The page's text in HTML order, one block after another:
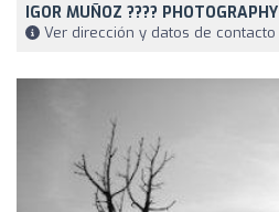
IGOR MUÑOZ ???? PHOTOGRAPHY
Ver dirección y datos de contacto